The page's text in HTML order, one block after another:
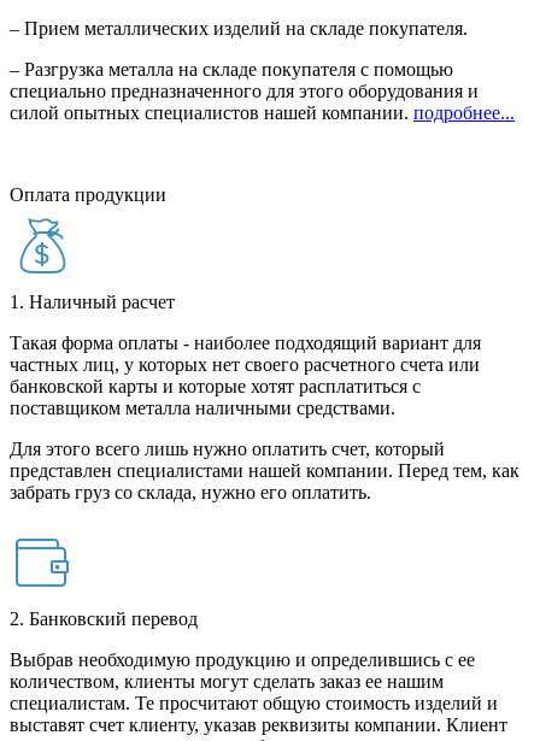
– Прием металлических изделий на складе покупателя.
– Разгрузка металла на складе покупателя с помощью
специально предназначенного для этого оборудования и
силой опытных специалистов нашей компании. подробнее...
Оплата продукции
1. Наличный расчет
Такая форма оплаты - наиболее подходящий вариант для
частных лиц, у которых нет своего расчетного счета или
банковской карты и которые хотят расплатиться с
поставщиком металла наличными средствами.
Для этого всего лишь нужно оплатить счет, который
представлен специалистами нашей компании. Перед тем, как
забрать груз со склада, нужно его оплатить.
2. Банковский перевод
Выбрав необходимую продукцию и определившись с ее
количеством, клиенты могут сделать заказ ее нашим
специалистам. Те просчитают общую стоимость изделий и
выставят счет клиенту, указав реквизиты компании. Клиент